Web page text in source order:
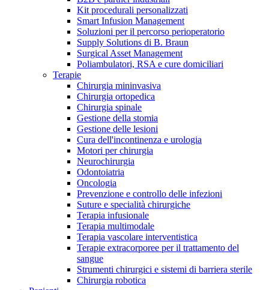
Catalogo prodotti
Trova il prodotto che stai cercando. Visita il catalogo B.
Braun con il nostro portfolio completo.
Hai domande o richieste? Scrivici per entrare subito in
contatto con un nostro referente.
Kit procedurali personalizzati
Smart Infusion Management
Soluzioni per il percorso perioperatorio
Supply Solutions di B. Braun
Surgical Asset Management
Poliambulatori, RSA e cure domiciliari
Terapie
Chirurgia mininvasiva
Chirurgia ortopedica
Chirurgia spinale
Gestione della stomia
Gestione delle lesioni
Cura dell'incontinenza e urologia
Motori per chirurgia
Neurochirurgia
Odontoiatria
Oncologia
Prevenzione e controllo delle infezioni
Suture e specialità chirurgiche
Terapia infusionale
Terapia multimodale
Terapia vascolare interventistica
Terapie extracorporee per il trattamento del
sangue
Strumenti chirurgici e sistemi di barriera sterile
Chirurgia robotica